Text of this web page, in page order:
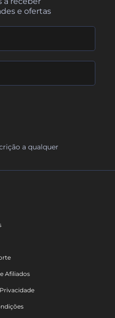
e ofertas
a qualquer
Afiliados